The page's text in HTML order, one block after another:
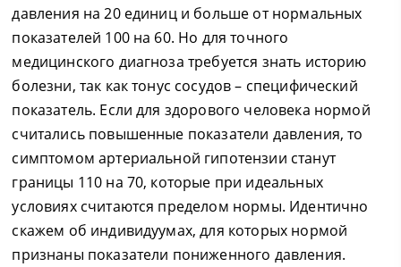
давления на 20 единиц и больше от нормальных
показателей 100 на 60. Но для точного
медицинского диагноза требуется знать историю
болезни, так как тонус сосудов – специфический
показатель. Если для здорового человека нормой
считались повышенные показатели давления, то
симптомом артериальной гипотензии станут
границы 110 на 70, которые при идеальных
условиях считаются пределом нормы. Идентично
скажем об индивидуумах, для которых нормой
признаны показатели пониженного давления.